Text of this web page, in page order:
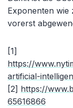
Exponenten wie
vorerst
[1]
https://
artificial-
[2] https://
65616866